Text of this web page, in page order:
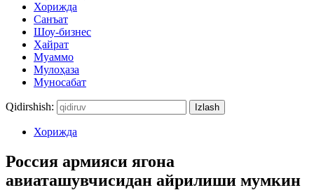
Хорижда
Санъат
Шоу-бизнес
Ҳайрат
Муаммо
Мулоҳаза
Муносабат
Qidirshish:
Хорижда
Россия армияси ягона
авиаташувчисидан айрилиши мумкин